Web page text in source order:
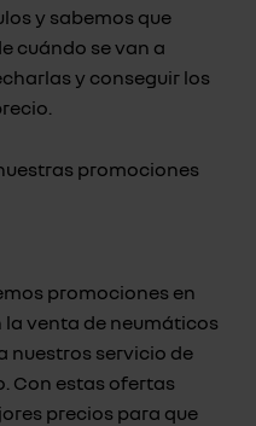
y sabemos que
cuándo se van a
y conseguir los
promociones
promociones en
la venta de neumáticos
nuestros servicio de
Con estas ofertas
precios para que